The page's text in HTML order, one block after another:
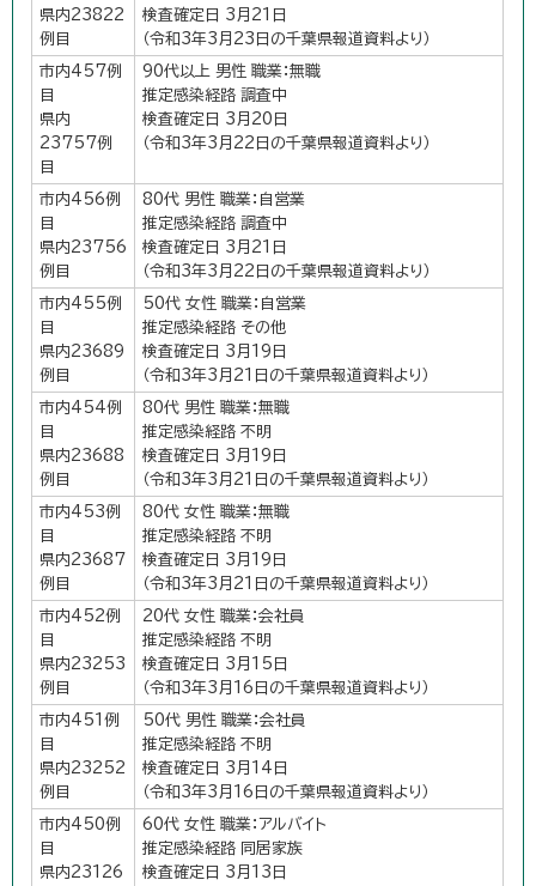
県内23822
例目
検査確定日 3月21日
（令和3年3月23日の千葉県報道資料より）
市内457例
目
県内
23757例
目
90代以上 男性 職業：無職
推定感染経路 調査中
検査確定日 3月20日
（令和3年3月22日の千葉県報道資料より）
市内456例
目
県内23756
例目
80代 男性 職業：自営業
推定感染経路 調査中
検査確定日 3月21日
（令和3年3月22日の千葉県報道資料より）
市内455例
目
県内23689
例目
50代 女性 職業：自営業
推定感染経路 その他
検査確定日 3月19日
（令和3年3月21日の千葉県報道資料より）
市内454例
目
県内23688
例目
80代 男性 職業：無職
推定感染経路 不明
検査確定日 3月19日
（令和3年3月21日の千葉県報道資料より）
市内453例
目
県内23687
例目
80代 女性 職業：無職
推定感染経路 不明
検査確定日 3月19日
（令和3年3月21日の千葉県報道資料より）
市内452例
目
県内23253
例目
20代 女性 職業：会社員
推定感染経路 不明
検査確定日 3月15日
（令和3年3月16日の千葉県報道資料より）
市内451例
目
県内23252
例目
50代 男性 職業：会社員
推定感染経路 不明
検査確定日 3月14日
（令和3年3月16日の千葉県報道資料より）
市内450例
目
県内23126
60代 女性 職業：アルバイト
推定感染経路 同居家族
検査確定日 3月13日